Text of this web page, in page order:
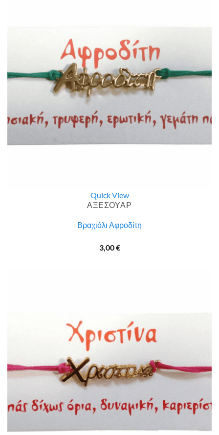
Quick View
ΑΞΕΣΟΥΑΡ
Βραχιόλι Αφροδίτη
3,00€